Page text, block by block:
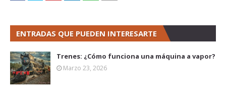
ENTRADAS QUE PUEDEN INTERESARTE
Trenes: ¿Cómo funciona una máquina a vapor?
Marzo 23, 2026